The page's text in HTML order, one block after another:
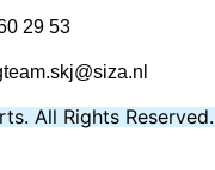
29 53
. All Rights